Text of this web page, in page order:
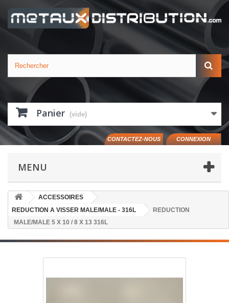
Panier (vide)
CONNEXION
CONTACTEZ-NOUS
MENU
ACCESSOIRES
REDUCTION A VISSER MALE/MALE - 316L
REDUCTION
MALE/MALE 5 X 10 / 8 X 13 316L